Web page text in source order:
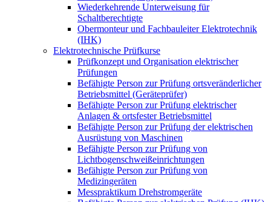
Wiederkehrende Unterweisung für
Schaltberechtigte
Obermonteur und Fachbauleiter Elektrotechnik
(IHK)
Elektrotechnische Prüfkurse
Prüfkonzept und Organisation elektrischer
Prüfungen
Befähigte Person zur Prüfung ortsveränderlicher
Betriebsmittel (Geräteprüfer)
Befähigte Person zur Prüfung elektrischer
Anlagen & ortsfester Betriebsmittel
Befähigte Person zur Prüfung der elektrischen
Ausrüstung von Maschinen
Befähigte Person zur Prüfung von
Lichtbogenschweißeinrichtungen
Befähigte Person zur Prüfung von
Medizingeräten
Messpraktikum Drehstromgeräte